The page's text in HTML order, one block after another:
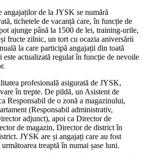
de la JYSK se numără
tichetele de vacanță care, în funcție de
ajunge până la 1500 de lei, training-urile,
fructe zilnic, un tort cu ocazia aniversării
la care participă angajații din toată
este actualizată regulat în funcție de nevoile
profesională asigurată de JYSK,
în trepte. De pildă, un Asistent de
Responsabil de o zonă a magazinului,
(Responsabil administrativ,
adjunct), apoi ca Director de
de magazin, Director de district în
JYSK are și angajați care au fost
treaptă în numai șase luni.